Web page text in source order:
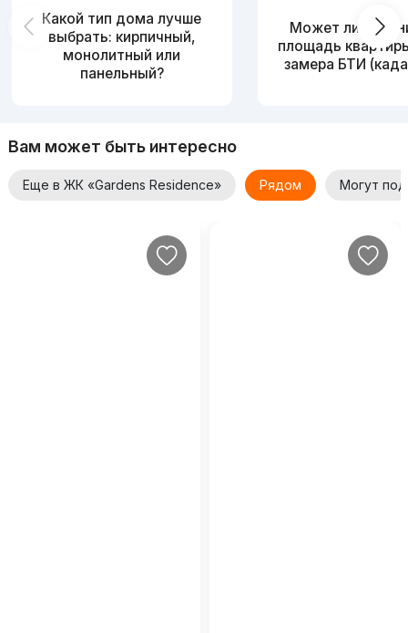
Какой тип дома лучше
выбрать: кирпичный,
монолитный или
панельный?
Может ли
площадь
замера БТИ
Вам может быть интересно
Еще в ЖК «Gardens Residence» Рядом Могут